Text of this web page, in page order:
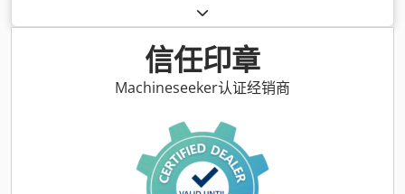
信任印章
Machineseeker认证经销商